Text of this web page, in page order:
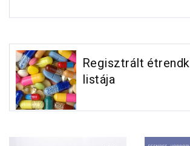
Regisztrált
listája